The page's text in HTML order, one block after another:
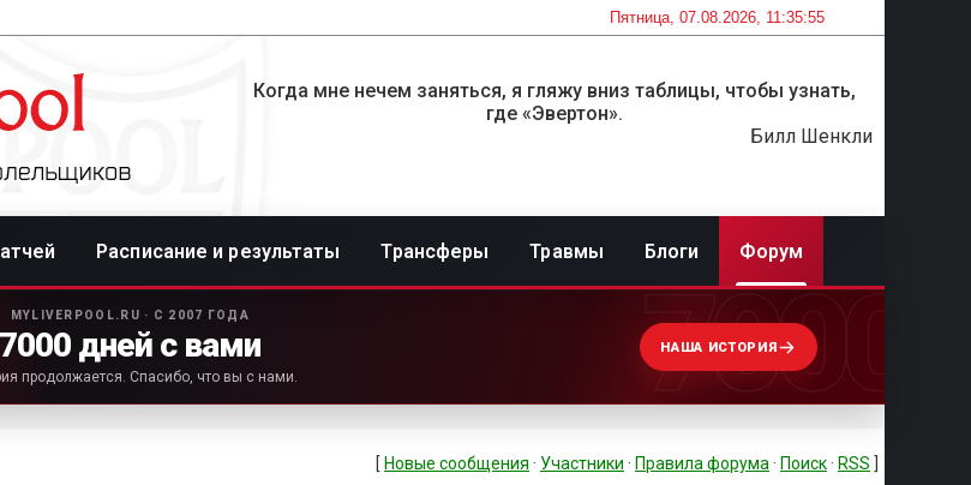
Пятница, 07.08.2026, 11:35:55
Когда мне нечем заняться, я гляжу вниз таблицы, чтобы узнать,
где «Эвертон».
Билл Шенкли
Расписание и результаты Трансферы Травмы Блоги Форум
7000
MYLIVERPOOL.RU · С 2007 ГОДА
7000 дней с вами
продолжается. Спасибо, что вы с нами.
НАША ИСТОРИЯ
[ Новые сообщения · Участники · Правила форума · Поиск · RSS